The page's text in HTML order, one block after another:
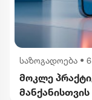
საზოგადოება •
მოკლე